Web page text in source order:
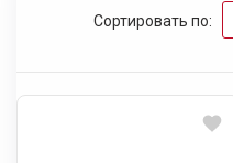
Сортировать по: